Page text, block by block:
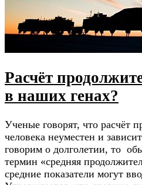
Расчёт
в наших генах?
Ученые говорят, что расчёт
человека неуместен и
говорим о долголетии, то
термин «средняя
средние показатели могут